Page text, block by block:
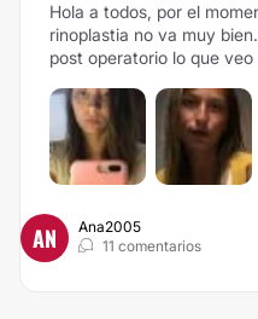
Hola a todos, por el
rinoplastia no va muy
post operatorio lo que veo
AN
Ana2005
11 comentarios